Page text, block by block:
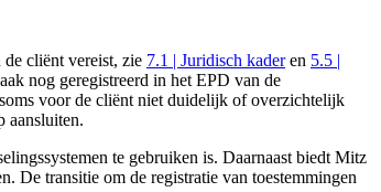
de cliënt vereist, zie 7.1 | Juridisch kaderen 5.5 |
nog geregistreerd in het EPD van de
voor de cliënt niet duidelijk of overzichtelijk
aansluiten.
te gebruiken is. Daarnaast biedt Mitz
De transitie om de registratie van toestemmingen